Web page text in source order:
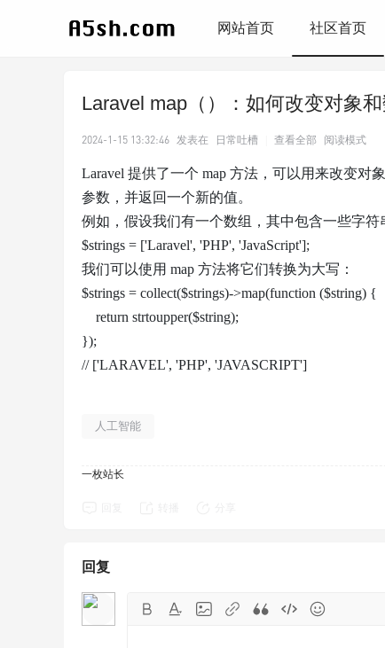
网站首页 社区首页
Laravel map（）：如何改变对象和
2024-1-15 13:32:46 发表在 日常吐槽 查看全部 阅读模式
Laravel 提供了一个 map 方法，可以用来改变
参数，并返回一个新的值。
例如，假设我们有一个数组，其中包含一些字符
$strings = ['Laravel', 'PHP', 'JavaScript'];
我们可以使用 map 方法将它们转换为大写：
$strings = collect($strings)->map(function ($string) {
return strtoupper($string);
});
// ['LARAVEL', 'PHP', 'JAVASCRIPT']
人工智能
一枚站长
回复